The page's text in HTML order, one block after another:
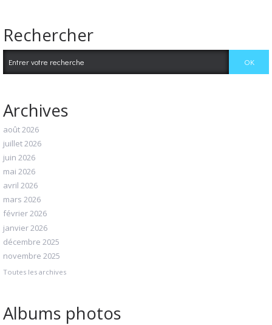
Rechercher
Archives
août 2026
juillet 2026
juin 2026
mai 2026
avril 2026
mars 2026
février 2026
janvier 2026
décembre 2025
novembre 2025
Toutes les archives
Albums photos